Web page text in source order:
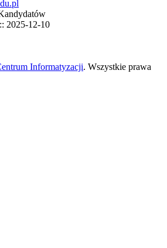
2025-12-10
Informatyzacji. Wszystkie prawa